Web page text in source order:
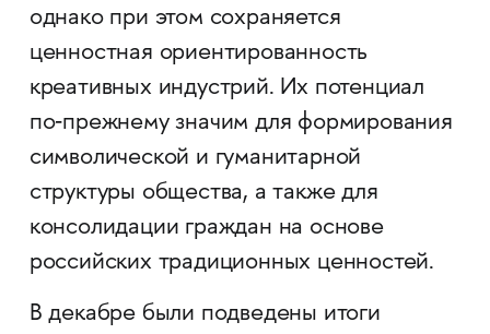
однако при этом сохраняется
ценностная ориентированность
креативных индустрий. Их потенциал
по‑прежнему значим для формирования
символической и гуманитарной
структуры общества, а также для
консолидации граждан на основе
российских традиционных ценностей.
В декабре были подведены итоги